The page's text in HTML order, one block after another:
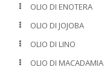
OLIO DI ENOTERA
OLIO DI JOJOBA
OLIO DI LINO
OLIO DI MACADAMIA